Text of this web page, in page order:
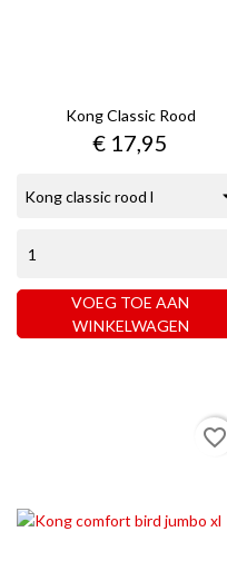
Kong Classic Rood
Prijs
€ 17,95
VOEG TOE AAN
WINKELWAGEN
favorite_border